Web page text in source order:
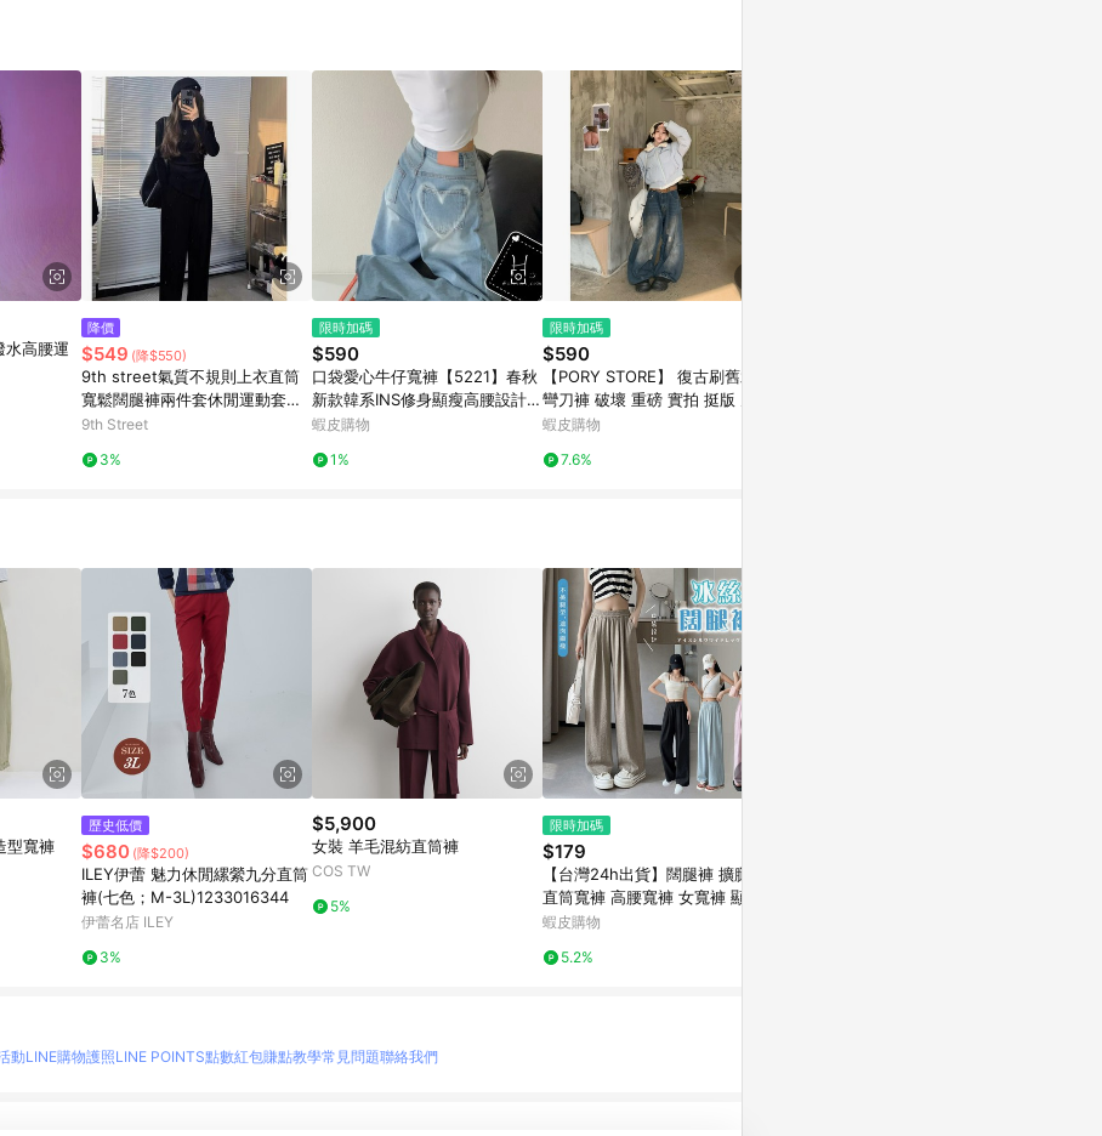
物設有「單一商品最高回饋點數」機制(特殊活動時開放「回饋無上限」)，以同一訂單中同一
，如顯示之商品規格、顏色、價位、贈品與東森購物ETMall銷售網頁不符，以銷售網頁標示為
請務必於訂單日期+180天以內至LINE購物客服洽詢；若超過180天(含)以上進行申訴，恕無法
數紅包僅限指定商品使用，或不適用於無回饋商品。各點數紅包之適用商品與使用條件請依點數
水高腰運
降價
$549 (降$550)
9th street氣質不規則上衣直筒
寬鬆闊腿褲兩件套休閒運動套裝
黑色(預購)
9th Street
3%
限時加碼
$590
口袋愛心牛仔寬褲【5221】春秋
新款韓系INS修身顯瘦高腰設計感
百搭時尚個性可愛網紅氣質 牛仔
蝦皮購物
1%
限時加碼
$590
【PORY STORE】 復古刷舊水洗
彎刀褲 破壞 重磅 實拍 挺版 男生
牛仔 寬褲 長褲
蝦皮購物
7.6%
型寬褲
歷史低價
$680 (降$200)
ILEY伊蕾 魅力休閒縲縈九分直筒
褲(七色；M-3L)1233016344
伊蕾名店 ILEY
3%
$5,900
女裝 羊毛混紡直筒褲
COS TW
5%
限時加碼
$179
【台灣24h出貨】闊腿褲 擴腿褲
直筒寬褲 高腰寬褲 女寬褲 顯瘦
寬褲 山本褲 女生寬褲 夏季長褲
蝦皮購物
5.2%
動LINE購物護照LINE POINTS點數紅包賺點教學常見問題聯絡我們